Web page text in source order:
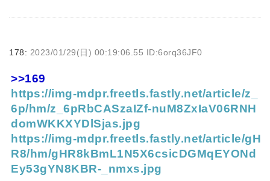
178: 2023/01/29(日) 00:19:06.55 ID:6orq36JF0
>>169
https://img-mdpr.freetls.fastly.net/article/z_
6p/hm/z_6pRbCASzaIZf-nuM8ZxIaV06RNH
domWKKXYDlSjas.jpg
https://img-mdpr.freetls.fastly.net/article/gH
R8/hm/gHR8kBmL1N5X6csicDGMqEYONd
Ey53gYN8KBR-_nmxs.jpg